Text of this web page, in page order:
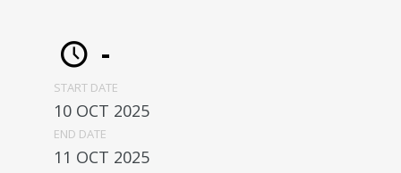
-
START DATE
10 OCT 2025
END DATE
11 OCT 2025